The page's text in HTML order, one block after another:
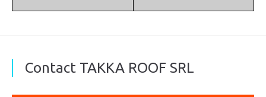
Contact TAKKA ROOF SRL